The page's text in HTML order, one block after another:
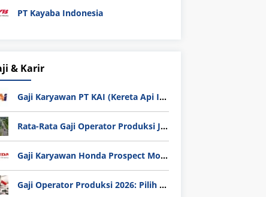
PT Kayaba Indonesia
& Karir
Gaji Karyawan PT KAI (Kereta Api Indonesia) Update 2025
Rata-Rata Gaji Operator Produksi Jabodetabek 2025: Bedah Tuntas UMK, Lemburan, dan Realita Hidup Buruh
Gaji Karyawan Honda Prospect Motor Semua Divisi
Gaji Operator Produksi 2026: Pilih PT Astra Honda Motor (AHM) atau Manufaktur di Jepang?